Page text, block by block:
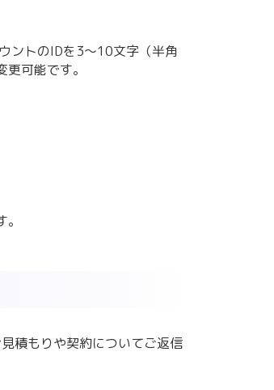
ントのIDを3～10文字（半角
可能です。
積もりや契約についてご返信